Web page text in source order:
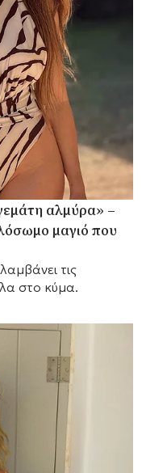
αλμύρα» –
μαγιό που
τις
στο κύμα.